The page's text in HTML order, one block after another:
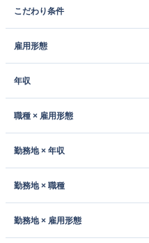
こだわり条件
雇用形態
年収
職種 × 雇用形態
勤務地 × 年収
勤務地 × 職種
勤務地 × 雇用形態